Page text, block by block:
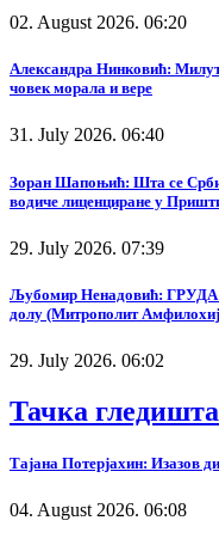
02. August 2026. 06:20
Александра Нинковић:
човек морала и вере
31. July 2026. 06:40
Зоран Шапоњић: Шта се
водиче лиценциране у
29. July 2026. 07:39
Љубомир Ненадовић: ГРУДА
долу (Митрополит
29. July 2026. 06:02
Тачка гледишта
Тајана Потерјахин: Изазов
04. August 2026. 06:08